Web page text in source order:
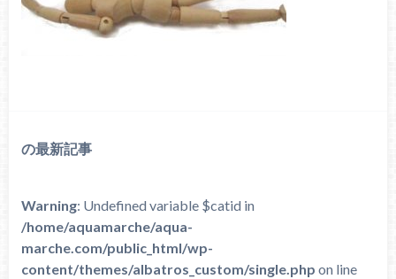
の最新記事
Warning: Undefined variable $catid in
/home/aquamarche/aqua-
marche.com/public_html/wp-
content/themes/albatros_custom/single.php on line